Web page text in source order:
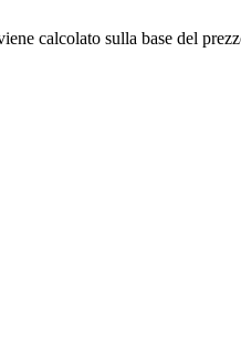
calcolato sulla base del